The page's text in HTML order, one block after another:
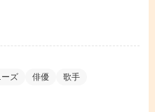
ーズ 俳優 歌手